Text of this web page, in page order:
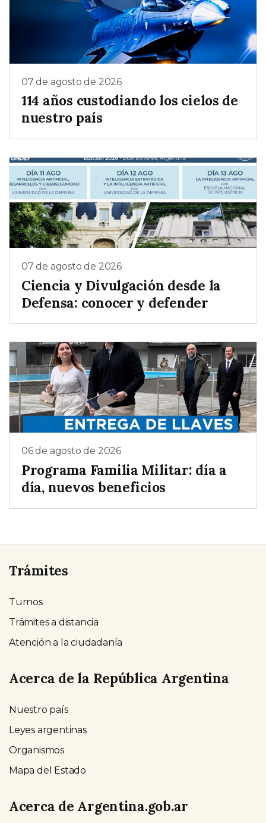
07 de agosto de 2026
114 años custodiando los cielos de
nuestro país
07 de agosto de 2026
Ciencia y Divulgación desde la
Defensa: conocer y defender
06 de agosto de 2026
Programa Familia Militar: día a
día, nuevos beneficios
Trámites
Turnos
Trámites a distancia
Atención a la ciudadanía
Acerca de la República Argentina
Nuestro país
Leyes argentinas
Organismos
Mapa del Estado
Acerca de Argentina.gob.ar